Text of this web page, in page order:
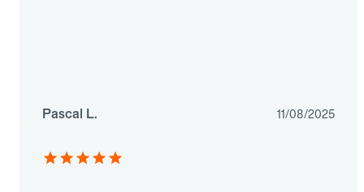
Pascal L. 11/08/2025